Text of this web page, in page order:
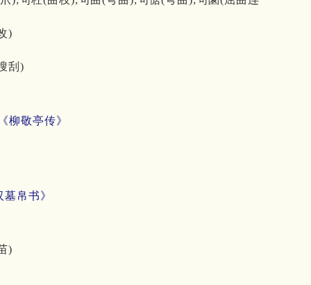
)
刮)
柳敬亭传》
帛书》
)